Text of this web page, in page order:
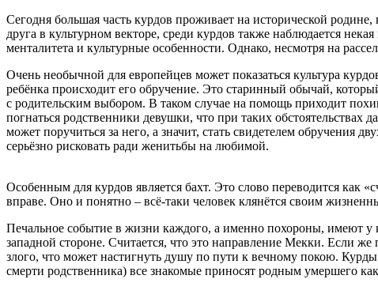
Сегодня большая часть курдов проживает на исторической
друга в культурном векторе, среди курдов также наблюдается
менталитета и культурные особенности. Однако, несмотря на
Очень необычной для европейцев может показаться культура
ребёнка происходит его обручение. Это старинный обычай,
с родительским выбором. В таком случае на помощь приходит
погнаться родственники девушки, что при таких
может поручиться за него, а значит, стать свидетелем
серьёзно рисковать ради женитьбы на любимой.
Особенным для курдов является бахт. Это слово переводится как
вправе. Оно и понятно – всё-таки человек клянётся своим
Печальное событие в жизни каждого, а именно похороны, имеют у
западной стороне. Считается, что это направление Мекки. Если
злого, что может настигнуть душу по пути к вечному покою.
смерти родственника) все знакомые приносят родным умершего